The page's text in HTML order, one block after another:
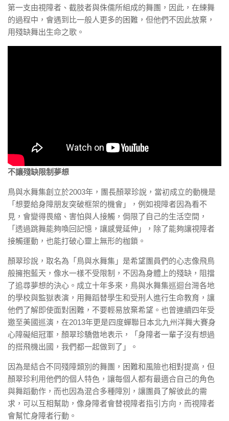
第一支由視障者、截肢者與侏儒所組成的舞團，因此，在練舞
的過程中，會遇到比一般人更多的困難，但他們不因此放棄，
用殘缺舞出生命之歌。
不讓殘缺限制夢想
鳥與水舞集創立於2003年，團長顏翠珍說，當初成立的動機是
「想要給身障朋友突破框架的機會」，例如視障者因為看不
見，會變得畏縮、害怕與人接觸，侷限了自己的生活空間，
「透過跳舞能夠喚回記憶，讓感覺延伸」，除了能夠讓視障者
接觸運動，也能打破心靈上無形的枷鎖。
顏翠珍說，取名為「鳥與水舞集」是希望團員們的心志像飛鳥
般擁抱藍天，像水一樣不受限制，不因為身體上的殘缺，阻擋
了追尋夢想的決心。成立十年多來，鳥與水舞集巡迴台灣各地
的學校與監獄表演，用舞蹈替學生和受刑人進行生命教育，讓
他們了解即使面對困難，不要輕易放棄希望。也曾連續四年受
邀至美國巡演，在2013年更是四度蟬聯日本北九州洋舞大賽身
心障礙組冠軍，顏翠珍驕傲地表示，「身障者一輩子沒有想過
的搭飛機出國，我們都一起做到了」。
因為是結合不同殘障類別的舞團，困難和風險也相對提高，但
顏翠珍利用他們的個人特色，讓每個人都有最適合自己的角色
與舞蹈動作，而也因為混合多種障別，讓團員了解彼此的需
求，可以互相幫助，像身障者會替視障者指引方向，而視障者
會幫忙身障者行動。